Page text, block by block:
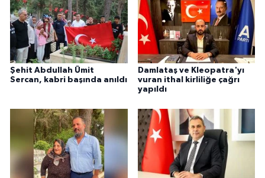
Şehit Abdullah Ümit
Sercan, kabri başında anıldı
Damlataş ve Kleopatra'yı
vuran ithal kirliliğe çağrı
yapıldı